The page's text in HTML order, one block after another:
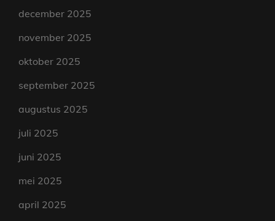
december 2025
november 2025
oktober 2025
september 2025
augustus 2025
juli 2025
juni 2025
mei 2025
april 2025